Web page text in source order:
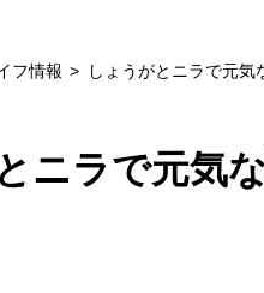
フ情報 しょうがとニラで元気
ニラで元気